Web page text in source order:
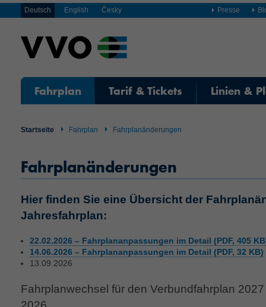
Deutsch English Česky Presse
Fahrplan Tarif & Tickets Linien &
Startseite Fahrplan Fahrplanänderungen
Fahrplanänderungen
Hier finden Sie eine Übersicht der
Jahresfahrplan:
22.02.2026 – Fahrplananpassungen im Detail (PDF, 405
14.06.2026 – Fahrplananpassungen im Detail (PDF, 32 KB)
13.09.2026
Fahrplanwechsel für den Verbundfahrplan